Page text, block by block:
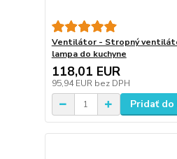
Ventilátor - Stropný
lampa do kuchyne
118,01 EUR
95,94 EUR bez DPH
Pridať do